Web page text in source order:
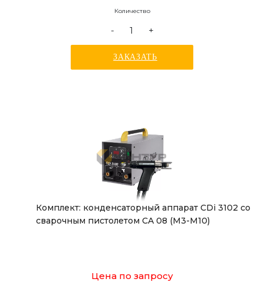
Количество
- +
ЗАКАЗАТЬ
Комплект: конденсаторный аппарат CDi 3102 со
сварочным пистолетом CA 08 (М3-М10)
Цена по запросу